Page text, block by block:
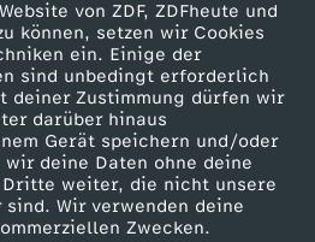
von ZDF, ZDFheute und
können, setzen wir Cookies
ein. Einige der
sind unbedingt erforderlich
deiner Zustimmung dürfen wir
darüber hinaus
Gerät speichern und/oder
deine Daten ohne deine
weiter, die nicht unsere
Wir verwenden deine
Zwecken.
Service
ZDFmitreden
Kontakt zum ZDF
Tickets